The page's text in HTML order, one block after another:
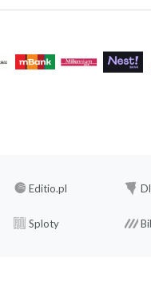
Editio.pl
Sploty